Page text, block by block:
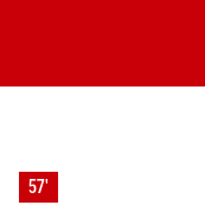
57'